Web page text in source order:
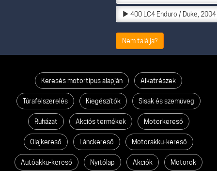
400 LC4 Enduro / Duke, 2004
Nem találja?
Keresés motortípus alapján Alkatrészek
Túrafelszerelés Kiegészítők Sisak és szemüveg
Ruházat Akciós termékek Motorkereső
Olajkereső Lánckereső Motorakku-kereső
Autóakku-kereső Nyitólap Akciók Motorok